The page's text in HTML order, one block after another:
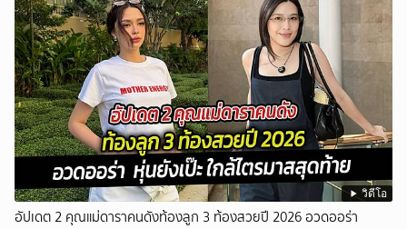
วิดีโอ
อัปเดต 2 คุณแม่ดาราคนดังท้องลูก 3 ท้องสวยปี 2026 อวดออร่า